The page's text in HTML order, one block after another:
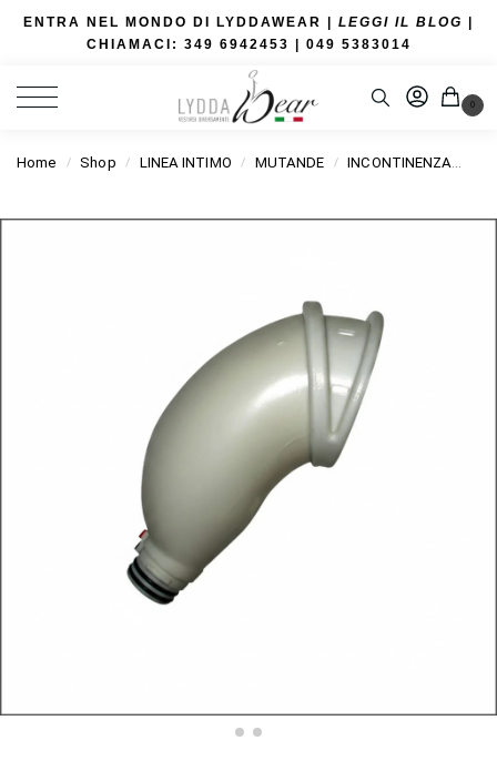
ENTRA NEL MONDO DI LYDDAWEAR | LEGGI IL BLOG |
CHIAMACI: 349 6942453 | 049 5383014
0
Home / Shop / LINEA INTIMO / MUTANDE / INCONTINENZA